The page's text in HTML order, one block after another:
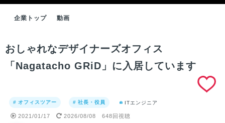
企業トップ 動画
おしゃれなデザイナーズオフィス
「Nagatacho GRiD」に入居しています
# オフィスツアー # 社長・役員 ITエンジニア
2021/01/17 2026/08/08 648回視聴